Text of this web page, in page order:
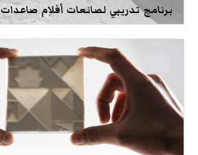
برنامج تدريبي لصانعات أفلام صاعدات